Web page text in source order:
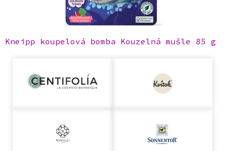
Kneipp koupelová bomba Kouzelná mušle 85 g